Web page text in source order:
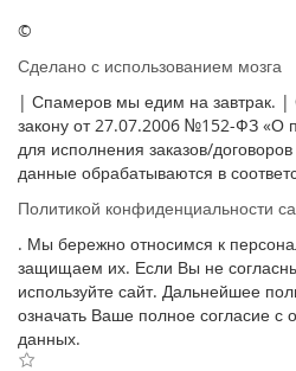
©
Сделано с использованием мозга
| Спамеров мы едим на завтрак. |
закону от 27.07.2006 №152-ФЗ «О
для исполнения заказов/
данные обрабатываются в
Политикой конфиденциальности
. Мы бережно относимся к
защищаем их. Если Вы не
используйте сайт. Дальнейшее
означать Ваше полное согласие с
данных.